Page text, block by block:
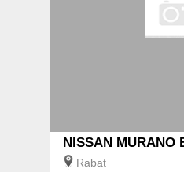
NISSAN MURANO
Rabat